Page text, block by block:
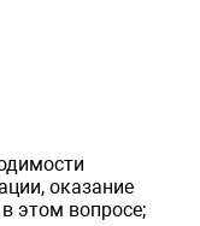
оказание
этом вопросе;